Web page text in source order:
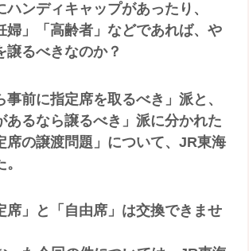
ハンディキャップがあったり、
婦」「高齢者」などであれば、や
譲るべきなのか？
事前に指定席を取るべき」派と、
あるなら譲るべき」派に分かれた
席の譲渡問題」について、JR東海
席」と「自由席」は交換できませ